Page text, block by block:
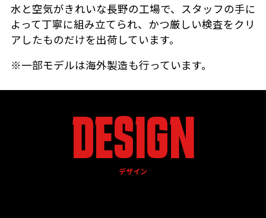
水と空気がきれいな長野の工場で、スタッフの手に
よって丁寧に組み立てられ、かつ厳しい検査をクリ
アしたものだけを出荷しています。
※一部モデルは海外製造も行っています。
DESIGN
デザイン